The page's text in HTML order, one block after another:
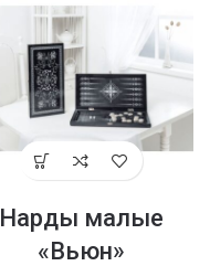
Нарды малые
«Вьюн»